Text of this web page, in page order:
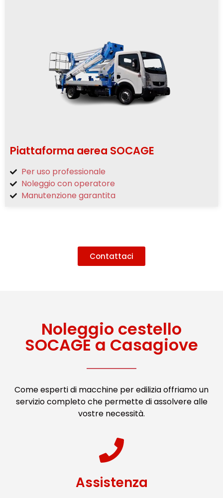
Piattaforma aerea SOCAGE
Per uso professionale
Noleggio con operatore
Manutenzione garantita
Contattaci
Noleggio cestello
SOCAGE a Casagiove
Come esperti di macchine per edilizia offriamo un
servizio completo che permette di assolvere alle
vostre necessità.
Assistenza